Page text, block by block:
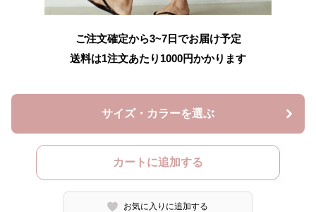
ご注文確定から3~7日でお届け予定
送料は1注文あたり 1000円かかります
サイズ・カラーを選ぶ
カートに追加する
お気に入りに追加する